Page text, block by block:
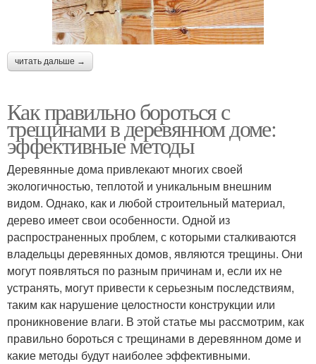
читать дальше →
Как правильно бороться с
трещинами в деревянном доме:
эффективные методы
Деревянные дома привлекают многих своей
экологичностью, теплотой и уникальным внешним
видом. Однако, как и любой строительный материал,
дерево имеет свои особенности. Одной из
распространенных проблем, с которыми сталкиваются
владельцы деревянных домов, являются трещины. Они
могут появляться по разным причинам и, если их не
устранять, могут привести к серьезным последствиям,
таким как нарушение целостности конструкции или
проникновение влаги. В этой статье мы рассмотрим, как
правильно бороться с трещинами в деревянном доме и
какие методы будут наиболее эффективными.